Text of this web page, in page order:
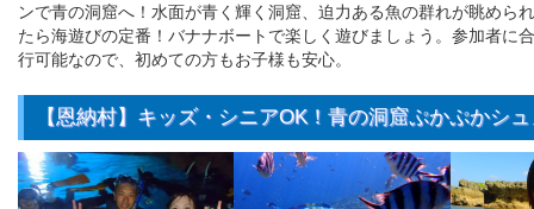
ンで青の洞窟へ！水面が青く輝く洞窟、迫力ある魚の群れが眺めら
たら海遊びの定番！バナナボートで楽しく遊びましょう。参加者に
行可能なので、初めての方もお子様も安心。
【恩納村】キッズ・シニアOK！青の洞窟ぷかぷかシ